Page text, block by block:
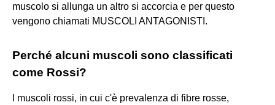
muscolo si allunga un altro si accorcia e per questo
vengono chiamati MUSCOLI ANTAGONISTI.
Perché alcuni muscoli sono classificati
come Rossi?
I muscoli rossi, in cui c'è prevalenza di fibre rosse,